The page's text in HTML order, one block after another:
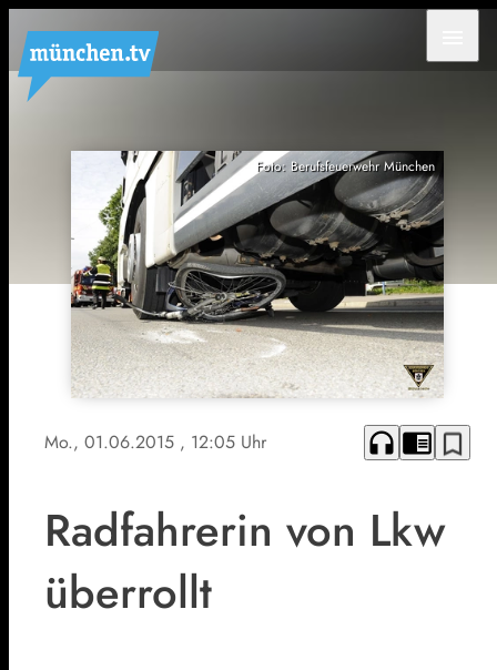
Foto: Berufsfeuerwehr München
Mo., 01.06.2015 , 12:05 Uhr headphones chrome_reader_mode bookmark_border
Radfahrerin von Lkw
überrollt